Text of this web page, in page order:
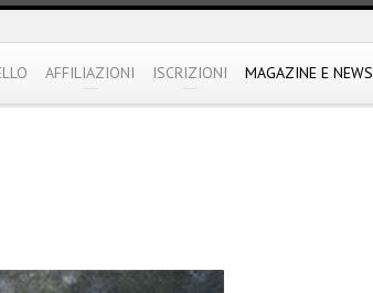
AFFILIAZIONI ISCRIZIONI MAGAZINE E NEWS